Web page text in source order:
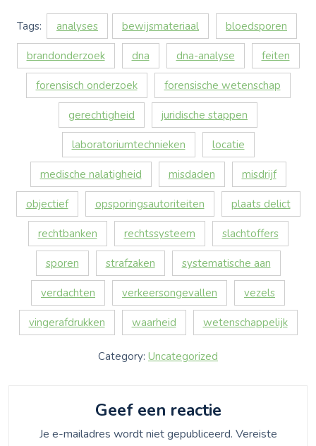
Tags: analyses bewijsmateriaal bloedsporen
brandonderzoek dna dna-analyse feiten
forensisch onderzoek forensische wetenschap
gerechtigheid juridische stappen
laboratoriumtechnieken locatie
medische nalatigheid misdaden misdrijf
objectief opsporingsautoriteiten plaats delict
rechtbanken rechtssysteem slachtoffers
sporen strafzaken systematische aan
verdachten verkeersongevallen vezels
vingerafdrukken waarheid wetenschappelijk
Category: Uncategorized
Geef een reactie
Je e-mailadres wordt niet gepubliceerd. Vereiste